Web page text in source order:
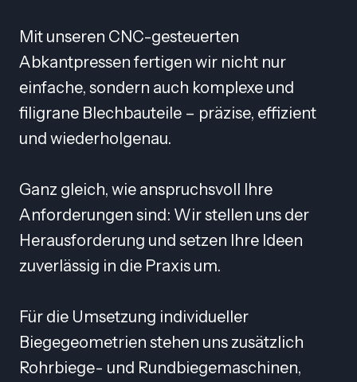
Mit unseren CNC-gesteuerten
Abkantpressen fertigen wir nicht nur
einfache, sondern auch komplexe und
filigrane Blechbauteile – präzise, effizient
und wiederholgenau.
Ganz gleich, wie anspruchsvoll Ihre
Anforderungen sind: Wir stellen uns der
Herausforderung und setzen Ihre Ideen
zuverlässig in die Praxis um.
Für die Umsetzung individueller
Biegegeometrien stehen uns zusätzlich
Rohrbiege- und Rundbiegemaschinen,